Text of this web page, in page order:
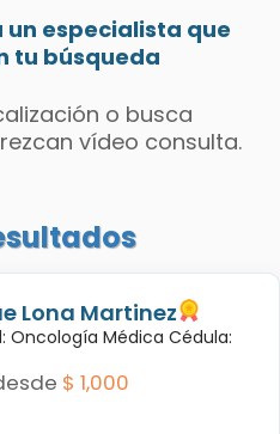
un especialista que
tu búsqueda
o busca
vídeo consulta.
Lona Martinez
Oncología Médica Cédula:
$ 1,000